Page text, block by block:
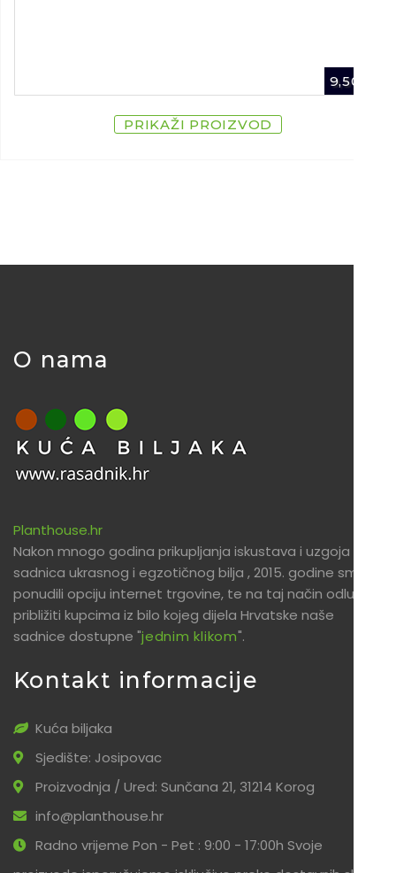
9,50
PRIKAŽI PROIZVOD
O nama
Planthouse.hr
Nakon mnogo godina prikupljanja iskustava i uzgoja
sadnica ukrasnog i egzotičnog bilja , 2015. godine smo
ponudili opciju internet trgovine, te na taj način odlučili
približiti kupcima iz bilo kojeg dijela Hrvatske naše
sadnice dostupne "jednim klikom".
Kontakt informacije
Kuća biljaka
Sjedište: Josipovac
Proizvodnja / Ured: Sunčana 21, 31214 Korog
info@planthouse.hr
Radno vrijeme Pon - Pet : 9:00 - 17:00h Svoje